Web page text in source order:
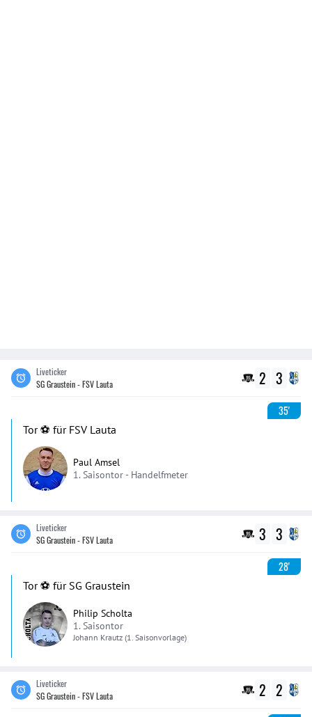
Liveticker
SG Graustein - FSV Lauta
2 3
35'
Tor ⚽️ für FSV Lauta
Paul Amsel
1. Saisontor - Handelfmeter
Liveticker
SG Graustein - FSV Lauta
3 3
28'
Tor ⚽️ für SG Graustein
Philip Scholta
1. Saisontor
Johann Krautz (1. Saisonvorlage)
Liveticker
SG Graustein - FSV Lauta
2 2